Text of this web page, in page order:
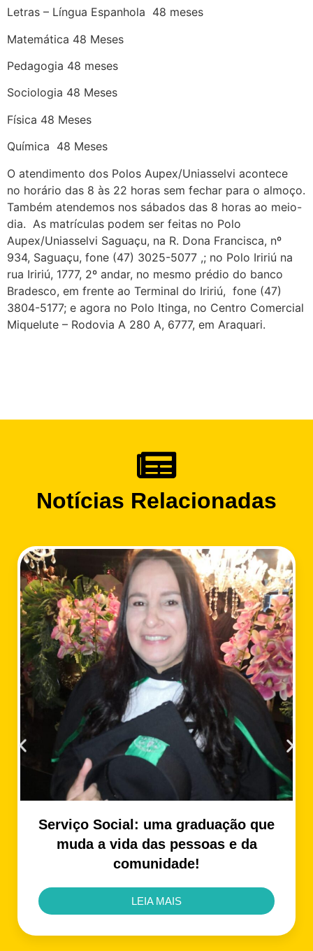
Letras – Língua Espanhola 48 meses
Matemática 48 Meses
Pedagogia 48 meses
Sociologia 48 Meses
Física 48 Meses
Química 48 Meses
O atendimento dos Polos Aupex/Uniasselvi acontece
no horário das 8 às 22 horas sem fechar para o almoço.
Também atendemos nos sábados das 8 horas ao meio-
dia. As matrículas podem ser feitas no Polo
Aupex/Uniasselvi Saguaçu, na R. Dona Francisca, nº
934, Saguaçu, fone (47) 3025-5077 ,; no Polo Iririú na
rua Iririú, 1777, 2º andar, no mesmo prédio do banco
Bradesco, em frente ao Terminal do Iririú, fone (47)
3804-5177; e agora no Polo Itinga, no Centro Comercial
Miquelute – Rodovia A 280 A, 6777, em Araquari.
Notícias Relacionadas
Serviço Social: uma graduação que
muda a vida das pessoas e da
comunidade!
LEIA MAIS